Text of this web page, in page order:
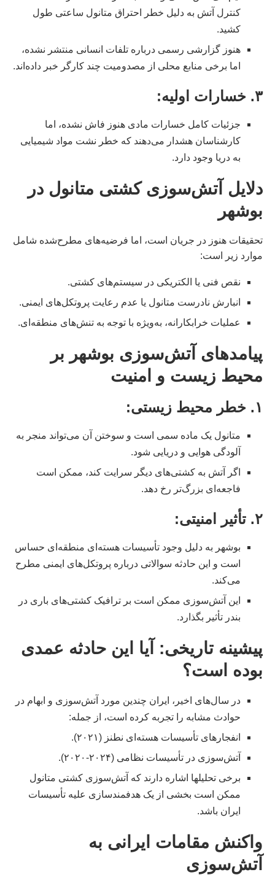
کنترل آتش به دلیل خطر احتراق متانول ساعتی طول
کشید.
هنوز گزارشی رسمی درباره تلفات انسانی منتشر نشده،
اما برخی منابع محلی از مصدومیت چند کارگر خبر داده‌اند.
۳. خسارات اولیه:
جزئیات کامل خسارات مادی هنوز فاش نشده، اما
کارشناسان هشدار می‌دهند که خطر نشت مواد شیمیایی
به دریا وجود دارد.
دلایل آتش‌سوزی کشتی متانول در
بوشهر
تحقیقات هنوز در جریان است، اما فرضیه‌های مطرح‌شده شامل
موارد زیر است:
نقص فنی یا الکتریکی در سیستم‌های کشتی.
انبارش نادرست متانول یا عدم رعایت پروتکل‌های ایمنی.
عملیات خرابکارانه، به‌ویژه با توجه به تنش‌های منطقه‌ای.
پیامدهای آتش‌سوزی بوشهر بر
محیط زیست و امنیت
۱. خطر محیط زیستی:
متانول یک ماده سمی است و سوختن آن می‌تواند منجر به
آلودگی هوایی و دریایی شود.
اگر آتش به کشتی‌های دیگر سرایت کند، ممکن است
فاجعه‌ای بزرگ‌تر رخ دهد.
۲. تأثیر امنیتی:
بوشهر به دلیل وجود تأسیسات هسته‌ای منطقه‌ای حساس
است و این حادثه سوالاتی درباره پروتکل‌های ایمنی مطرح
می‌کند.
این آتش‌سوزی ممکن است بر ترافیک کشتی‌های باری در
بندر تأثیر بگذارد.
پیشینه تاریخی: آیا این حادثه عمدی
بوده است؟
در سال‌های اخیر، ایران چندین مورد آتش‌سوزی و ابهام در
حوادث مشابه را تجربه کرده است، از جمله:
انفجارهای تأسیسات هسته‌ای نطنز (۲۰۲۱).
آتش‌سوزی در تأسیسات نظامی (۲۰۲۴-۲۰۲۰).
برخی تحلیلها اشاره دارند که آتش‌سوزی کشتی متانول
ممکن است بخشی از یک هدفمندسازی علیه تأسیسات
ایران باشد.
واکنش مقامات ایرانی به
آتش‌سوزی